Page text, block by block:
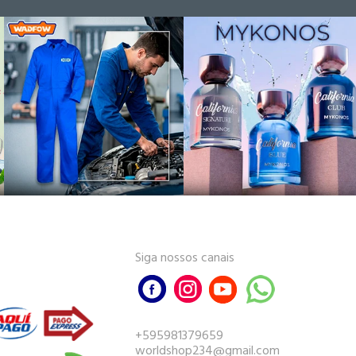
Siga nossos canais
+595981379659
worldshop234@gmail.com